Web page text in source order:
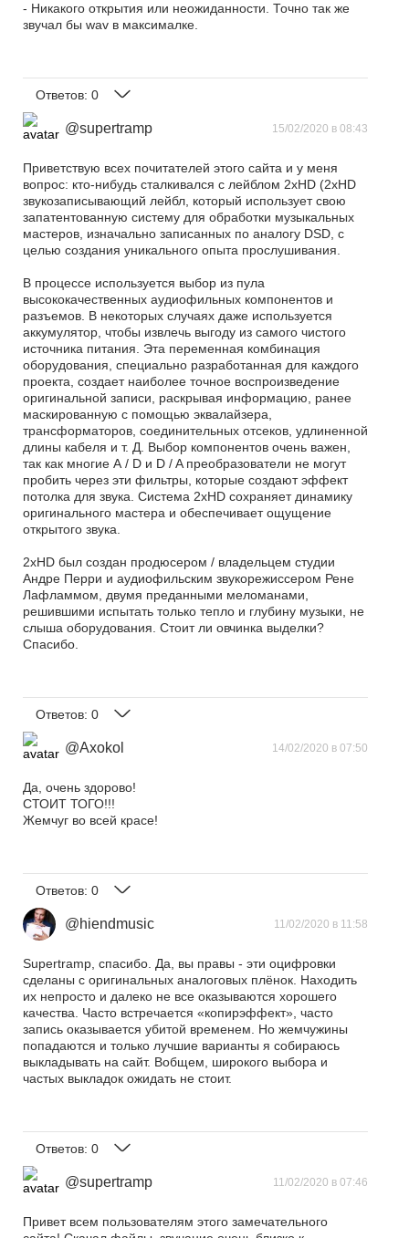
- Никакого открытия или неожиданности. Точно так же
звучал бы wav в максималке.
Ответов: 0
@supertramp 15/02/2020 в 08:43
Приветствую всех почитателей этого сайта и у меня
вопрос: кто-нибудь сталкивался с лейблом 2xHD (2xHD
звукозаписывающий лейбл, который использует свою
запатентованную систему для обработки музыкальных
мастеров, изначально записанных по аналогу DSD, с
целью создания уникального опыта прослушивания.
В процессе используется выбор из пула
высококачественных аудиофильных компонентов и
разъемов. В некоторых случаях даже используется
аккумулятор, чтобы извлечь выгоду из самого чистого
источника питания. Эта переменная комбинация
оборудования, специально разработанная для каждого
проекта, создает наиболее точное воспроизведение
оригинальной записи, раскрывая информацию, ранее
маскированную с помощью эквалайзера,
трансформаторов, соединительных отсеков, удлиненной
длины кабеля и т. Д. Выбор компонентов очень важен,
так как многие А / D и D / A преобразователи не могут
пробить через эти фильтры, которые создают эффект
потолка для звука. Система 2xHD сохраняет динамику
оригинального мастера и обеспечивает ощущение
открытого звука.
2xHD был создан продюсером / владельцем студии
Андре Перри и аудиофильским звукорежиссером Рене
Лафламмом, двумя преданными меломанами,
решившими испытать только тепло и глубину музыки, не
слыша оборудования. Стоит ли овчинка выделки?
Спасибо.
Ответов: 0
@Axokol 14/02/2020 в 07:50
Да, очень здорово!
СТОИТ ТОГО!!!
Жемчуг во всей красе!
Ответов: 0
@hiendmusic 11/02/2020 в 11:58
Supertramp, спасибо. Да, вы правы - эти оцифровки
сделаны с оригинальных аналоговых плёнок. Находить
их непросто и далеко не все оказываются хорошего
качества. Часто встречается «копирэффект», часто
запись оказывается убитой временем. Но жемчужины
попадаются и только лучшие варианты я собираюсь
выкладывать на сайт. Вобщем, широкого выбора и
частых выкладок ожидать не стоит.
Ответов: 0
@supertramp 11/02/2020 в 07:46
Привет всем пользователям этого замечательного